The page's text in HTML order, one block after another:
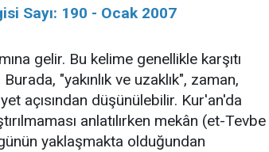
Sayı: 190 - Ocak 2007
gelir. Bu kelime genellikle karşıtı
"yakınlık ve uzaklık", zaman,
açısından düşünülebilir. Kur'an'da
anlatılırken mekân (et-Tevbe
yaklaşmakta olduğundan